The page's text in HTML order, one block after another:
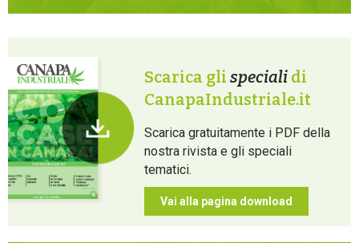
Scarica gli speciali di
CanapaIndustriale.it
Scarica gratuitamente i PDF della
nostra rivista e gli speciali
tematici.
Vai alla pagina download